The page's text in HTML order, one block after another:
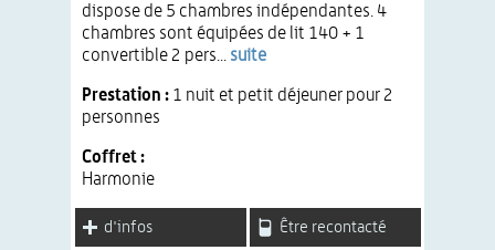
dispose de 5 chambres indépendantes. 4
chambres sont équipées de lit 140 + 1
convertible 2 pers... suite
Prestation : 1 nuit et petit déjeuner pour 2
personnes
Coffret :
Harmonie
d'infos Être recontacté